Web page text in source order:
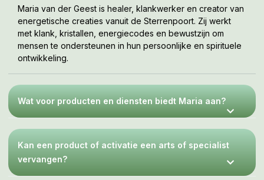
Maria van der Geest is healer, klankwerker en creator van
energetische creaties vanuit de Sterrenpoort. Zij werkt
met klank, kristallen, energiecodes en bewustzijn om
mensen te ondersteunen in hun persoonlijke en spirituele
ontwikkeling.
Wat voor producten en diensten biedt Maria aan?
Kan een product of activatie een arts of specialist
vervangen?